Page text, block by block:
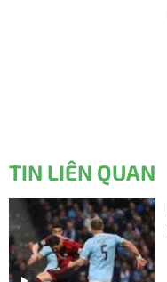
TIN LIÊN QUAN